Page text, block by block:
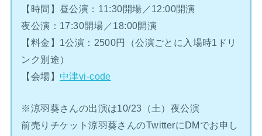
【時間】昼公演：11:30開場／12:00開演
夜公演：17:30開場／18:00開演
【料金】1公演：2500円（公演ごとに入場時1ドリ
ンク別途）
【会場】 中津vi-code
※涼羽葵さんの出演は10/23（土）夜公演
前売りチケット涼羽葵さんのTwitterにDMでお申し